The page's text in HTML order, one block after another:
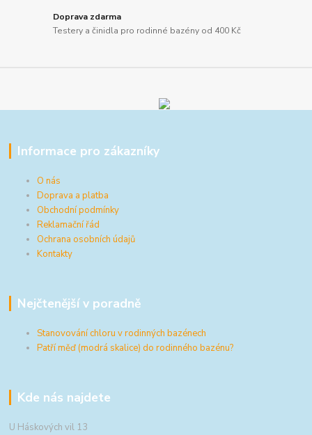
Doprava zdarma
Testery a činidla pro rodinné bazény od 400 Kč
Informace pro zákazníky
O nás
Doprava a platba
Obchodní podmínky
Reklamační řád
Ochrana osobních údajů
Kontakty
Nejčtenější v poradně
Stanovování chloru v rodinných bazénech
Patří měď (modrá skalice) do rodinného bazénu?
Kde nás najdete
U Háskových vil 13